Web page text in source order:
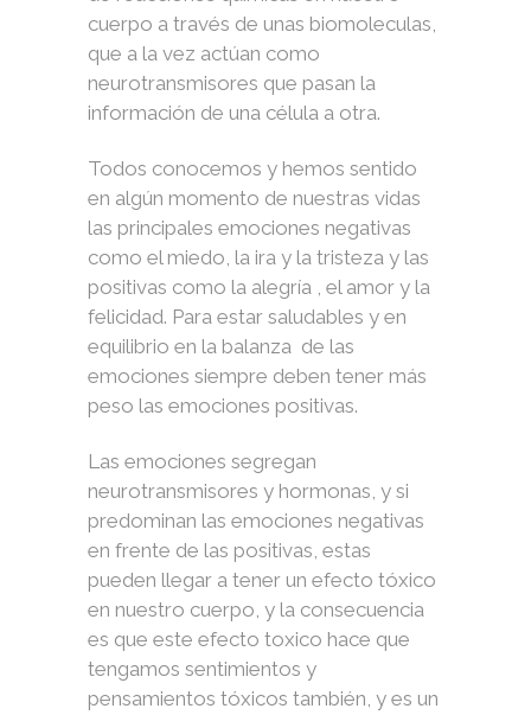
cuerpo a través de unas biomoleculas,
que a la vez actúan como
neurotransmisores que pasan la
información de una célula a otra.
Todos conocemos y hemos sentido
en algún momento de nuestras vidas
las principales emociones negativas
como el miedo, la ira y la tristeza y las
positivas como la alegría , el amor y la
felicidad. Para estar saludables y en
equilibrio en la balanza de las
emociones siempre deben tener más
peso las emociones positivas.
Las emociones segregan
neurotransmisores y hormonas, y si
predominan las emociones negativas
en frente de las positivas, estas
pueden llegar a tener un efecto tóxico
en nuestro cuerpo, y la consecuencia
es que este efecto toxico hace que
tengamos sentimientos y
pensamientos tóxicos también, y es un